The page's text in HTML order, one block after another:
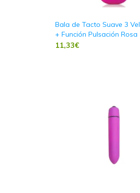
Bala de Tacto Suave 3
+ Función Pulsación Rosa
11,33€